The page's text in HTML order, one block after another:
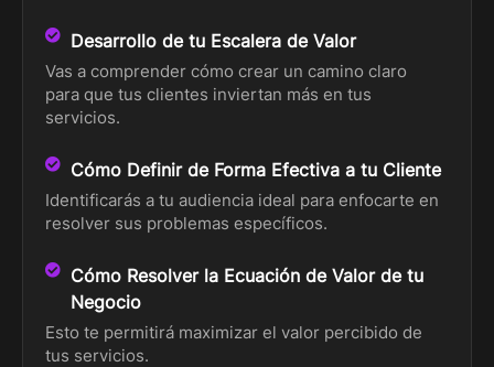
Desarrollo de tu Escalera de Valor
Vas a comprender cómo crear un camino claro
para que tus clientes inviertan más en tus
servicios.
Cómo Definir de Forma Efectiva a tu Cliente
Identificarás a tu audiencia ideal para enfocarte en
resolver sus problemas específicos.
Cómo Resolver la Ecuación de Valor de tu
Negocio
Esto te permitirá maximizar el valor percibido de
tus servicios.